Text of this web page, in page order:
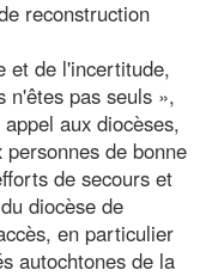
reconstruction
et de l'incertitude,
n'êtes pas seuls »,
aux diocèses,
de bonne
de secours et
diocèse de
en particulier
autochtones de la